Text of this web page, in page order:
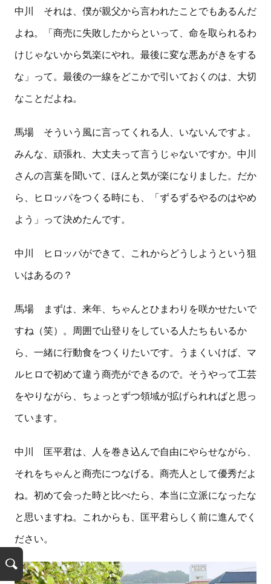
中川 それは、僕が親父から言われたことでもあるんだ
よね。「商売に失敗したからといって、命を取られるわ
けじゃないから気楽にやれ。最後に変な悪あがきをする
な」って。最後の一線をどこかで引いておくのは、大切
なことだよね。
馬場 そういう風に言ってくれる人、いないんですよ。
みんな、頑張れ、大丈夫って言うじゃないですか。中川
さんの言葉を聞いて、ほんと気が楽になりました。だか
ら、ヒロッパをつくる時にも、「ずるずるやるのはやめ
よう」って決めたんです。
中川 ヒロッパができて、これからどうしようという狙
いはあるの？
馬場 まずは、来年、ちゃんとひまわりを咲かせたいで
すね（笑）。周囲で山登りをしている人たちもいるか
ら、一緒に行動食をつくりたいです。うまくいけば、マ
ルヒロで初めて違う商売ができるので。そうやって工芸
をやりながら、ちょっとずつ領域が拡げられればと思っ
ています。
中川 匡平君は、人を巻き込んで自由にやらせながら、
それをちゃんと商売につなげる。商売人として優秀だよ
ね。初めて会った時と比べたら、本当に立派になったな
と思いますね。これからも、匡平君らしく前に進んでく
ださい。
検